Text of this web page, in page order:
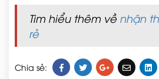
Tim hiểu thêm về nhận
rẻ
Chia sẻ: